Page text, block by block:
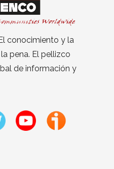
conocimiento y la
pena. El pellizco
de información y